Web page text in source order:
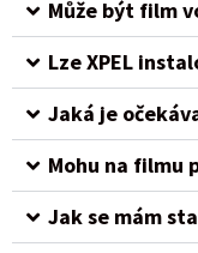
Může být film
Lze XPEL
Jaká je
Mohu na filmu
Jak se mám